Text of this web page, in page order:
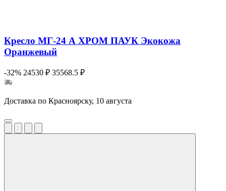
Кресло МГ-24 А ХРОМ ПАУК Экокожа
Оранжевый
-32% 24530 ₽ 35568.5 ₽
Доставка по Красноярску, 10 августа